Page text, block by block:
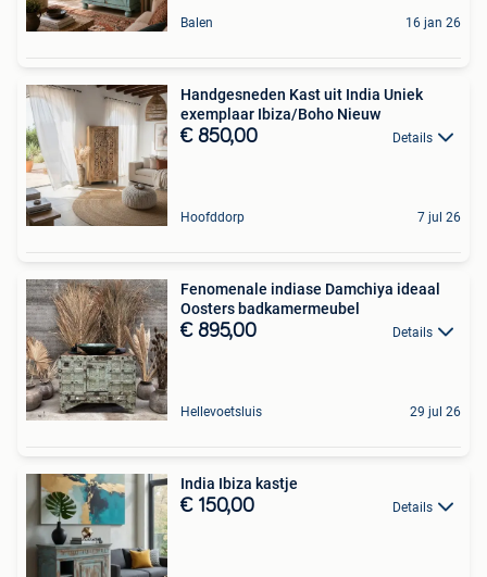
Balen 16 jan 26
Handgesneden Kast uit India Uniek
exemplaar Ibiza/Boho Nieuw
€ 850,00 Details
Hoofddorp 7 jul 26
Fenomenale indiase Damchiya ideaal
Oosters badkamermeubel
€ 895,00 Details
Hellevoetsluis 29 jul 26
India Ibiza kastje
€ 150,00 Details